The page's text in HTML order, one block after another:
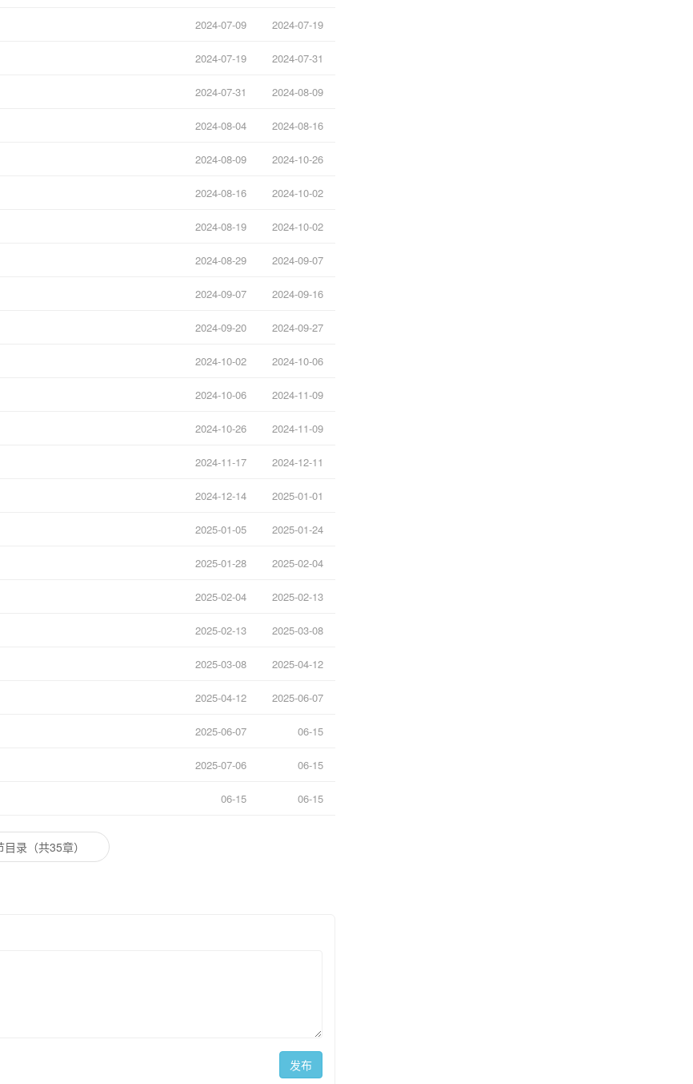
2024-07-09 2024-07-19
2024-07-19 2024-07-31
2024-07-31 2024-08-09
2024-08-04 2024-08-16
2024-08-09 2024-10-26
2024-08-16 2024-10-02
2024-08-19 2024-10-02
2024-08-29 2024-09-07
2024-09-07 2024-09-16
2024-09-20 2024-09-27
2024-10-02 2024-10-06
2024-10-06 2024-11-09
2024-10-26 2024-11-09
2024-11-17 2024-12-11
2024-12-14 2025-01-01
2025-01-05 2025-01-24
2025-01-28 2025-02-04
2025-02-04 2025-02-13
2025-02-13 2025-03-08
2025-03-08 2025-04-12
2025-04-12 2025-06-07
2025-06-07 06-15
2025-07-06 06-15
06-15 06-15
录（共35章）
发布